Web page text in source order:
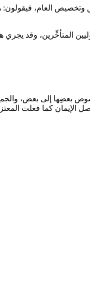
العام،
المتأخِّرين، وقد
بعضِها إلى بعض،
كما فعلت